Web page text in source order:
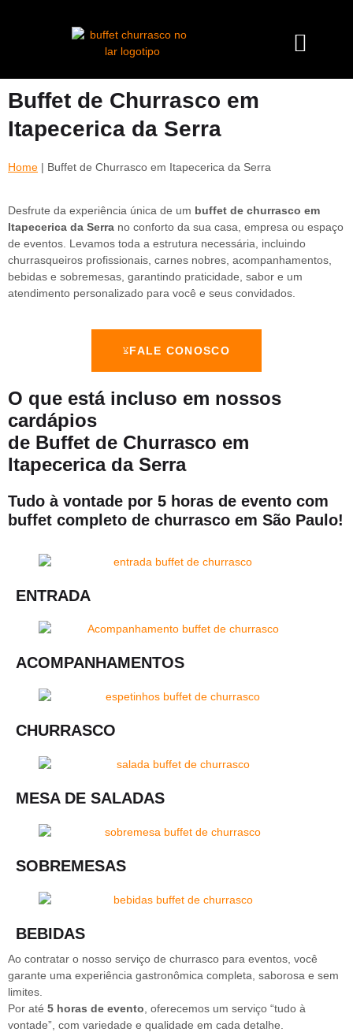
Buffet de Churrasco em
Itapecerica da Serra
Home | Buffet de Churrasco em Itapecerica da Serra
Desfrute da experiência única de um buffet de churrasco em
Itapecerica da Serra no conforto da sua casa, empresa ou espaço
de eventos. Levamos toda a estrutura necessária, incluindo
churrasqueiros profissionais, carnes nobres, acompanhamentos,
bebidas e sobremesas, garantindo praticidade, sabor e um
atendimento personalizado para você e seus convidados.
FALE CONOSCO
O que está incluso em nossos
cardápios
de Buffet de Churrasco em
Itapecerica da Serra
Tudo à vontade por 5 horas de evento com
buffet completo de churrasco em São Paulo!
ENTRADA
ACOMPANHAMENTOS
CHURRASCO
MESA DE SALADAS
SOBREMESAS
BEBIDAS
Ao contratar o nosso serviço de churrasco para eventos, você
garante uma experiência gastronômica completa, saborosa e sem
limites.
Por até 5 horas de evento , oferecemos um serviço “tudo à
vontade”, com variedade e qualidade em cada detalhe.